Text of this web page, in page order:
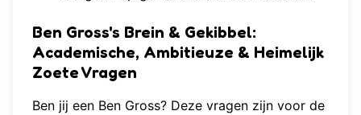
Ben Gross's Brein & Gekibbel:
Academische, Ambitieuze & Heimelijk
Zoete Vragen
Ben jij een Ben Gross? Deze vragen zijn voor de